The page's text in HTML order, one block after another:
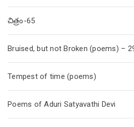
చిత్రం-65
Bruised, but not Broken (poems) –
Tempest of time (poems)
Poems of Aduri Satyavathi Devi